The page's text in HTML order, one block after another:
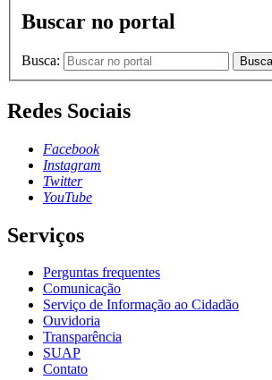
Buscar no portal
Busca:
Redes Sociais
Facebook
Instagram
Twitter
YouTube
Serviços
Perguntas frequentes
Comunicação
Serviço de Informação ao Cidadão
Ouvidoria
Transparência
SUAP
Contato